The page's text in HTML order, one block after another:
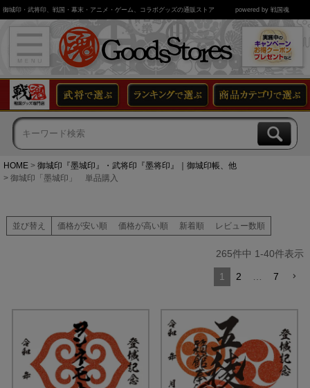
御城印・武将印、戦国・幕末・アニメ・ゲーム、コラボグッズの通販ストア powered by 戦国魂
HOME
御城印『墨城印』・武将印『墨将印』｜御城印帳、他
御城印「墨城印」 単品購入
並び替え 価格が安い順 価格が高い順 新着順 レビュー数順
265件中 1-40件表示
1 2 7